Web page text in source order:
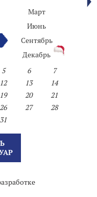
Март
Июнь
Сентябрь
Декабрь
5 6
7
12 13
14
19 20
21
26 27
28
31